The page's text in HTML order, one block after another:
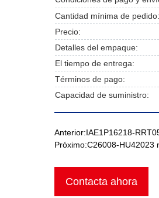
Cantidad mínima de pedido:
Precio:
Detalles del empaque:
El tiempo de entrega:
Términos de pago:
Capacidad de suministro:
Anterior:IAE1P16218-
Próximo:C26008-HU42023
Contacta ahora